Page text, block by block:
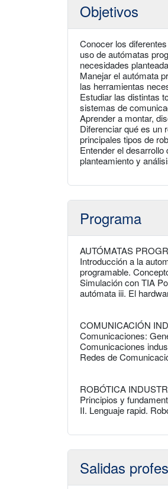
Objetivos
Conocer los
uso de autómatas
necesidades
Manejar el autómata
las herramientas
Estudiar las distintas
sistemas de
Aprender a montar,
Diferenciar qué es un
principales tipos de
Entender el
planteamiento y
Programa
AUTÓMATAS
Introducción a la
programable.
Simulación con TIA
autómata iii. El
COMUNICACIÓN
Comunicaciones:
Comunicaciones
Redes de
ROBÓTICA
Principios y
II. Lenguaje rapid.
Salidas